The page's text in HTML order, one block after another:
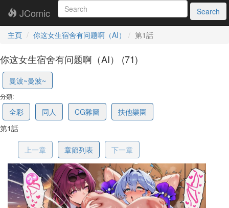
JComic Search
主頁 你这女生宿舍有问题啊（AI） 第1話
你这女生宿舍有问题啊（AI） (71)
曼波~曼波~
分類:
全彩 同人 CG雜圖
扶他樂園
第1話
上一章 章節列表 下一章